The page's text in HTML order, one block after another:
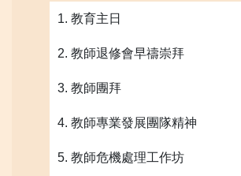
1. 教育主日
2. 教師退修會早禱崇拜
3. 教師團拜
4. 教師專業發展團隊精神
5. 教師危機處理工作坊